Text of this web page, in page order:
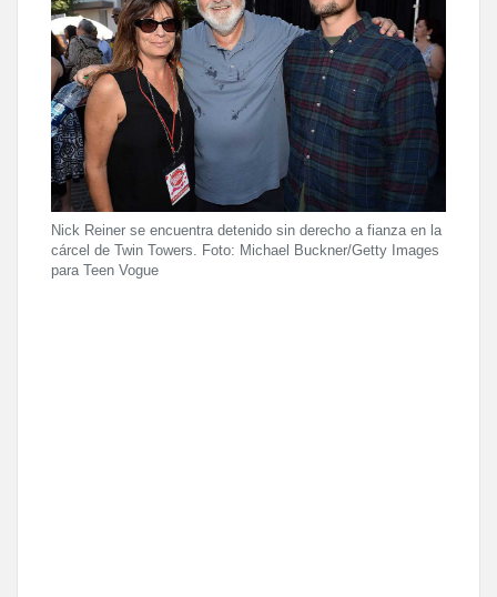
Nick Reiner se encuentra detenido sin derecho a fianza en la
cárcel de Twin Towers. Foto: Michael Buckner/Getty Images
para Teen Vogue